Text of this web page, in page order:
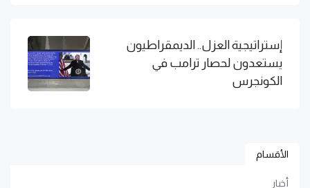
إستراتيجية العزل.. الديمقراطيون
يستعدون لحصار ترامب في
الكونجرس
الأقسام
أخبار